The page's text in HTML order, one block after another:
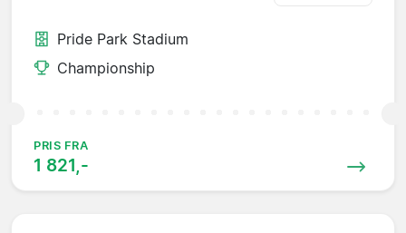
Pride Park Stadium
Championship
PRIS FRA
1 821,-